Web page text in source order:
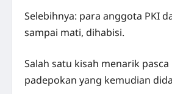
Selebihnya: para anggota PKI
sampai mati, dihabisi.
Salah satu kisah menarik
padepokan yang kemudian